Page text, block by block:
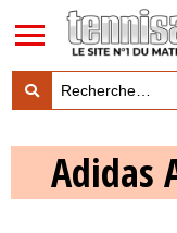
LES
Adidas